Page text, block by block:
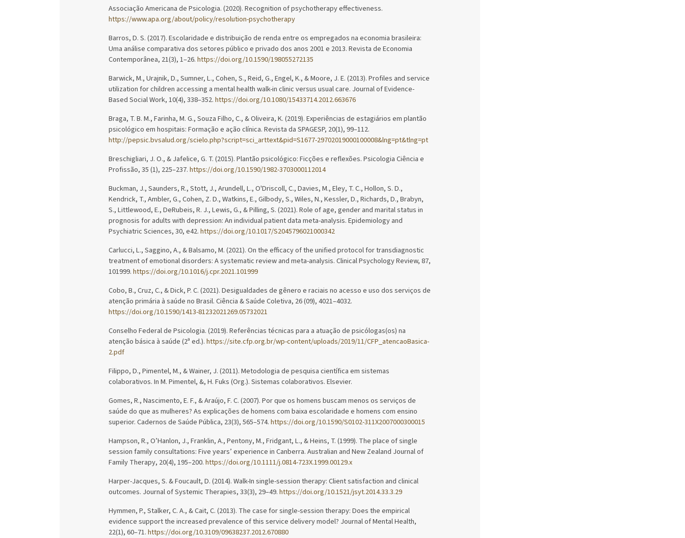
Associação Americana de Psicologia. (2020). Recognition of psychotherapy effectiveness.
https://www.apa.org/about/policy/resolution-psychotherapy
Barros, D. S. (2017). Escolaridade e distribuição de renda entre os empregados na economia brasileira:
Uma análise comparativa dos setores público e privado dos anos 2001 e 2013. Revista de Economia
Contemporânea, 21(3), 1–26.https://doi.org/10.1590/198055272135
Barwick, M., Urajnik, D., Sumner, L., Cohen, S., Reid, G., Engel, K., & Moore, J. E. (2013). Profiles and service
utilization for children accessing a mental health walk-in clinic versus usual care. Journal of Evidence-
Based Social Work, 10(4), 338–352.https://doi.org/10.1080/15433714.2012.663676
Braga, T. B. M., Farinha, M. G., Souza Filho, C., & Oliveira, K. (2019). Experiências de estagiários em plantão
psicológico em hospitais: Formação e ação clínica. Revista da SPAGESP, 20(1), 99–112.
http://pepsic.bvsalud.org/scielo.php?script=sci_arttext&pid=S1677-29702019000100008&lng=pt&tlng=pt
Breschigliari, J. O., & Jafelice, G. T. (2015). Plantão psicológico: Ficções e reflexões. Psicologia Ciência e
Profissão, 35 (1), 225–237.https://doi.org/10.1590/1982-3703000112014
Buckman, J., Saunders, R., Stott, J., Arundell, L., O'Driscoll, C., Davies, M., Eley, T. C., Hollon, S. D.,
Kendrick, T., Ambler, G., Cohen, Z. D., Watkins, E., Gilbody, S., Wiles, N., Kessler, D., Richards, D., Brabyn,
S., Littlewood, E., DeRubeis, R. J., Lewis, G., & Pilling, S. (2021). Role of age, gender and marital status in
prognosis for adults with depression: An individual patient data meta-analysis. Epidemiology and
Psychiatric Sciences, 30, e42.https://doi.org/10.1017/S2045796021000342
Carlucci, L., Saggino, A., & Balsamo, M. (2021). On the efficacy of the unified protocol for transdiagnostic
treatment of emotional disorders: A systematic review and meta-analysis. Clinical Psychology Review, 87,
101999.https://doi.org/10.1016/j.cpr.2021.101999
Cobo, B., Cruz, C., & Dick, P. C. (2021). Desigualdades de gênero e raciais no acesso e uso dos serviços de
atenção primária à saúde no Brasil. Ciência & Saúde Coletiva, 26 (09), 4021–4032.
https://doi.org/10.1590/1413-81232021269.05732021
Conselho Federal de Psicologia. (2019). Referências técnicas para a atuação de psicólogas(os) na
atenção básica à saúde (2ª ed.).https://site.cfp.org.br/wp-content/uploads/2019/11/CFP_atencaoBasica-
2.pdf
Filippo, D., Pimentel, M., & Wainer, J. (2011). Metodologia de pesquisa científica em sistemas
colaborativos. In M. Pimentel, &, H. Fuks (Org.). Sistemas colaborativos. Elsevier.
Gomes, R., Nascimento, E. F., & Araújo, F. C. (2007). Por que os homens buscam menos os serviços de
saúde do que as mulheres? As explicações de homens com baixa escolaridade e homens com ensino
superior. Cadernos de Saúde Pública, 23(3), 565–574.https://doi.org/10.1590/S0102-311X2007000300015
Hampson, R., O’Hanlon, J., Franklin, A., Pentony, M., Fridgant, L., & Heins, T. (1999). The place of single
session family consultations: Five years’ experience in Canberra. Australian and New Zealand Journal of
Family Therapy, 20(4), 195–200.https://doi.org/10.1111/j.0814-723X.1999.00129.x
Harper-Jacques, S. & Foucault, D. (2014). Walk-In single-session therapy: Client satisfaction and clinical
outcomes. Journal of Systemic Therapies, 33(3), 29–49.https://doi.org/10.1521/jsyt.2014.33.3.29
Hymmen, P., Stalker, C. A., & Cait, C. (2013). The case for single-session therapy: Does the empirical
evidence support the increased prevalence of this service delivery model? Journal of Mental Health,
22(1), 60–71.https://doi.org/10.3109/09638237.2012.670880